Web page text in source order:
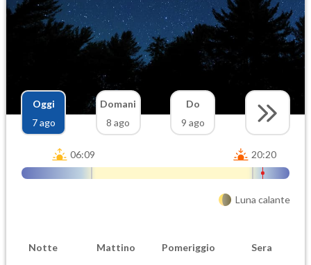
Oggi
7 ago
Domani
8 ago
Do
9 ago
06:09 20:20
Luna calante
Notte Mattino Pomeriggio Sera